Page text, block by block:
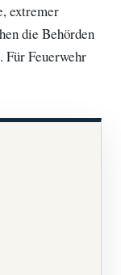
extremer
die Behörden
Für Feuerwehr